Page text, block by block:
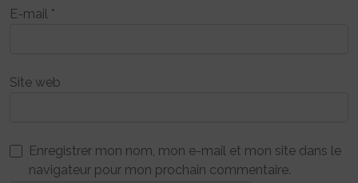
E-mail *
Site web
Enregistrer mon nom, mon e-mail et mon site dans le
navigateur pour mon prochain commentaire.